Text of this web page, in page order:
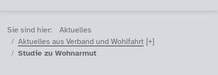
Sie sind hier (Breadcrumb)
Sie sind hier:
Aktuelles
Aktuelles aus Verband und Wohlfahrt
Studie zu Wohnarmut